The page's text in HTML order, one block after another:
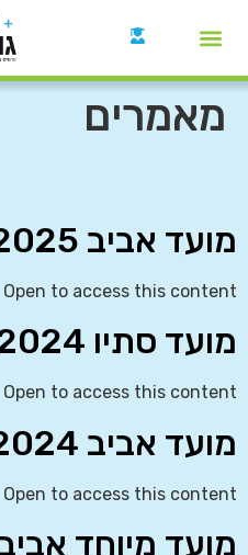
מאמרים
מועד אביב 2025
Open to access this content
מועד סתיו 2024
Open to access this content
מועד אביב 2024
Open to access this content